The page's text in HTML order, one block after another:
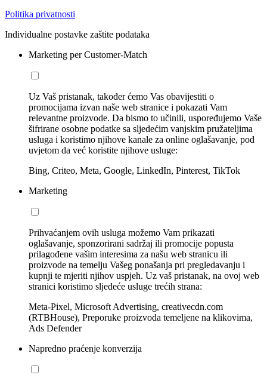
Politika privatnosti
Individualne postavke zaštite podataka
Marketing per Customer-Match
Uz Vaš pristanak, također ćemo Vas obavijestiti o
promocijama izvan naše web stranice i pokazati Vam
relevantne proizvode. Da bismo to učinili, uspoređujemo Vaše
šifrirane osobne podatke sa sljedećim vanjskim pružateljima
usluga i koristimo njihove kanale za online oglašavanje, pod
uvjetom da već koristite njihove usluge:
Bing, Criteo, Meta, Google, LinkedIn, Pinterest, TikTok
Marketing
Prihvaćanjem ovih usluga možemo Vam prikazati
oglašavanje, sponzorirani sadržaj ili promocije popusta
prilagođene vašim interesima za našu web stranicu ili
proizvode na temelju Vašeg ponašanja pri pregledavanju i
kupnji te mjeriti njihov uspjeh. Uz vaš pristanak, na ovoj web
stranici koristimo sljedeće usluge trećih strana:
Meta-Pixel, Microsoft Advertising, creativecdn.com
(RTBHouse), Preporuke proizvoda temeljene na klikovima,
Ads Defender
Napredno praćenje konverzija